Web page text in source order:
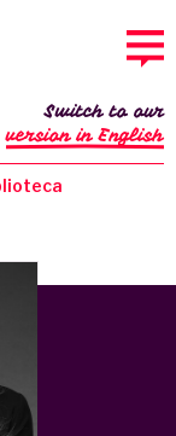
Switch to our
version in English